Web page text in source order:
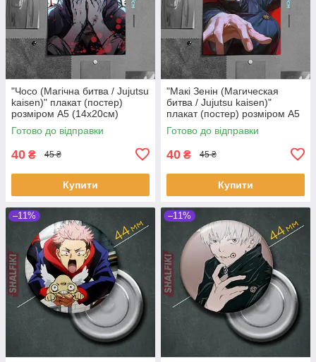
"Чосо (Магічна битва / Jujutsu
kaisen)" плакат (постер)
розміром А5 (14х20см)
Готово до відправки
40 ₴ 45 ₴
Купити
"Макі Зенін (Магическая
битва / Jujutsu kaisen)"
плакат (постер) розміром А5
(14х20см)
Готово до відправки
40 ₴ 45 ₴
Купити
–11% –11%